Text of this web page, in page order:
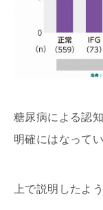
糖尿病による認
明確にはなって
上で説明したよ